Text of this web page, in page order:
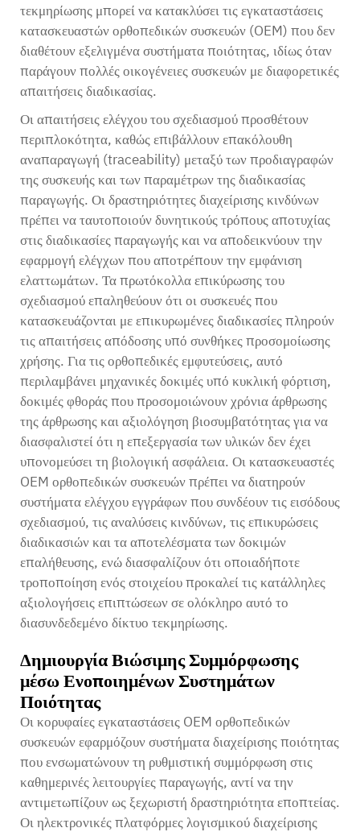
τεκμηρίωσης μπορεί να κατακλύσει τις εγκαταστάσεις
κατασκευαστών ορθοπεδικών συσκευών (OEM) που δεν
διαθέτουν εξελιγμένα συστήματα ποιότητας, ιδίως όταν
παράγουν πολλές οικογένειες συσκευών με διαφορετικές
απαιτήσεις διαδικασίας.
Οι απαιτήσεις ελέγχου του σχεδιασμού προσθέτουν
περιπλοκότητα, καθώς επιβάλλουν επακόλουθη
αναπαραγωγή (traceability) μεταξύ των προδιαγραφών
της συσκευής και των παραμέτρων της διαδικασίας
παραγωγής. Οι δραστηριότητες διαχείρισης κινδύνων
πρέπει να ταυτοποιούν δυνητικούς τρόπους αποτυχίας
στις διαδικασίες παραγωγής και να αποδεικνύουν την
εφαρμογή ελέγχων που αποτρέπουν την εμφάνιση
ελαττωμάτων. Τα πρωτόκολλα επικύρωσης του
σχεδιασμού επαληθεύουν ότι οι συσκευές που
κατασκευάζονται με επικυρωμένες διαδικασίες πληρούν
τις απαιτήσεις απόδοσης υπό συνθήκες προσομοίωσης
χρήσης. Για τις ορθοπεδικές εμφυτεύσεις, αυτό
περιλαμβάνει μηχανικές δοκιμές υπό κυκλική φόρτιση,
δοκιμές φθοράς που προσομοιώνουν χρόνια άρθρωσης
της άρθρωσης και αξιολόγηση βιοσυμβατότητας για να
διασφαλιστεί ότι η επεξεργασία των υλικών δεν έχει
υπονομεύσει τη βιολογική ασφάλεια. Οι κατασκευαστές
OEM ορθοπεδικών συσκευών πρέπει να διατηρούν
συστήματα ελέγχου εγγράφων που συνδέουν τις εισόδους
σχεδιασμού, τις αναλύσεις κινδύνων, τις επικυρώσεις
διαδικασιών και τα αποτελέσματα των δοκιμών
επαλήθευσης, ενώ διασφαλίζουν ότι οποιαδήποτε
τροποποίηση ενός στοιχείου προκαλεί τις κατάλληλες
αξιολογήσεις επιπτώσεων σε ολόκληρο αυτό το
διασυνδεδεμένο δίκτυο τεκμηρίωσης.
Δημιουργία Βιώσιμης Συμμόρφωσης
μέσω Ενοποιημένων Συστημάτων
Ποιότητας
Οι κορυφαίες εγκαταστάσεις OEM ορθοπεδικών
συσκευών εφαρμόζουν συστήματα διαχείρισης ποιότητας
που ενσωματώνουν τη ρυθμιστική συμμόρφωση στις
καθημερινές λειτουργίες παραγωγής, αντί να την
αντιμετωπίζουν ως ξεχωριστή δραστηριότητα εποπτείας.
Οι ηλεκτρονικές πλατφόρμες λογισμικού διαχείρισης